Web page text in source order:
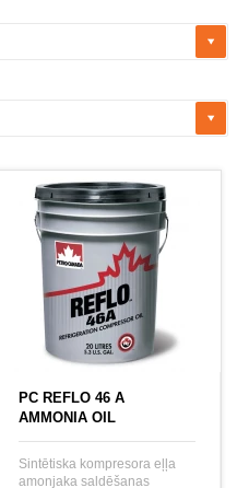
PC REFLO 46 A
AMMONIA OIL
Sintētiska kompresora eļļa
amonjaka saldēšanas